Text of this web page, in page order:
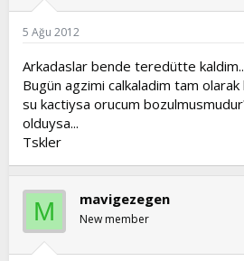
5 Ağu 2012
Arkadaslar bende teredütte
Bugün agzimi calkaladim tam
su kactiysa orucum
olduysa...
Tskler
M mavigezegen
New member